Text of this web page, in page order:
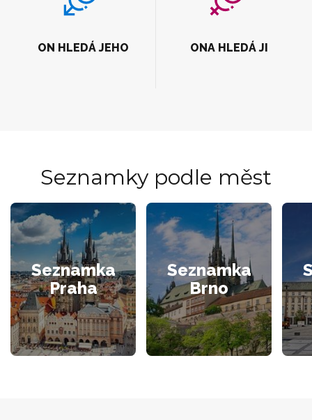
ON HLEDÁ JEHO ONA HLEDÁ JI
Seznamky podle měst
Seznamka
Praha
Seznamka
Brno